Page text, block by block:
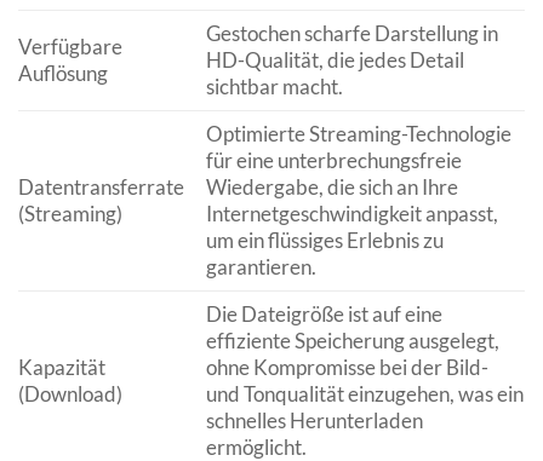
Verfügbare
Auflösung
Gestochen scharfe Darstellung in
HD-Qualität, die jedes Detail
sichtbar macht.
Datentransferrate
(Streaming)
Optimierte Streaming-Technologie
für eine unterbrechungsfreie
Wiedergabe, die sich an Ihre
Internetgeschwindigkeit anpasst,
um ein flüssiges Erlebnis zu
garantieren.
Kapazität
(Download)
Die Dateigröße ist auf eine
effiziente Speicherung ausgelegt,
ohne Kompromisse bei der Bild-
und Tonqualität einzugehen, was ein
schnelles Herunterladen
ermöglicht.